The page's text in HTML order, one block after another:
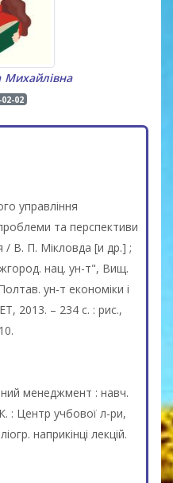
Михайлівна
02
управління
та перспективи
/ В. П. Мікловда [и др.] ;
нац. ун-т", Вищ.
ун-т економіки і
2013. – 234 с. : рис.,
менеджмент : навч.
: Центр учбової л-ри,
наприкінці лекцій.